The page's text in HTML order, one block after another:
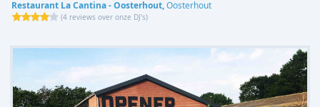
Restaurant La Cantina - Oosterhout,Oosterhout
(4 reviews over onze DJ's)